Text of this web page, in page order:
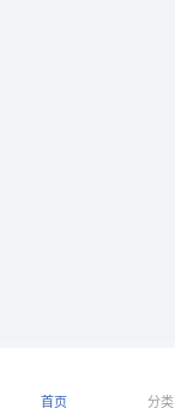
首页 分类